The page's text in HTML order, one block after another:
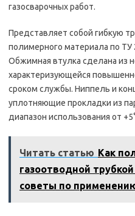
газосварочных работ.
Представляет собой гибкую
полимерного материала по
Обжимная втулка сделана из
характеризующейся
сроком службы. Ниппель и
уплотняющие прокладки из
диапазон использования от
Читать статью Как
газоотводной
советы по